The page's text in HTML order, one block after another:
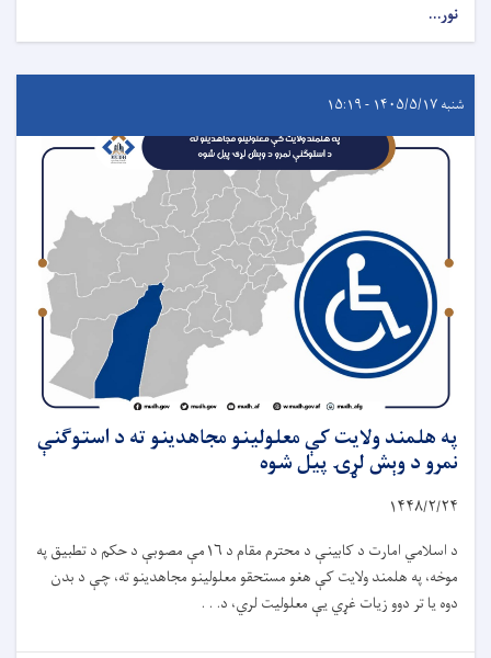
نور...
شنبه ۱۴۰۵/۵/۱۷ - ۱۵:۱۹
په هلمند ولایت کې معلولینو مجاهدینو ته د استوګنې
نمرو د وېش لړۍ پیل شوه
۱۴۴۸/۲/۲۴
د اسلامي امارت د کابینې د محترم مقام د ۱۶مې مصوبې د حکم د تطبیق په
موخه، په هلمند ولایت کې هغو مستحقو معلولینو مجاهدینو ته، چې د بدن
دوه یا تر دوو زیات غړي یې معلولیت لري، د. . .